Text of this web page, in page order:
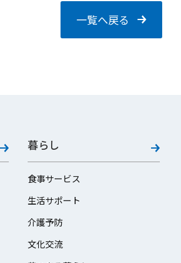
一覧へ戻る
暮らし
食事サービス
生活サポート
介護予防
文化交流